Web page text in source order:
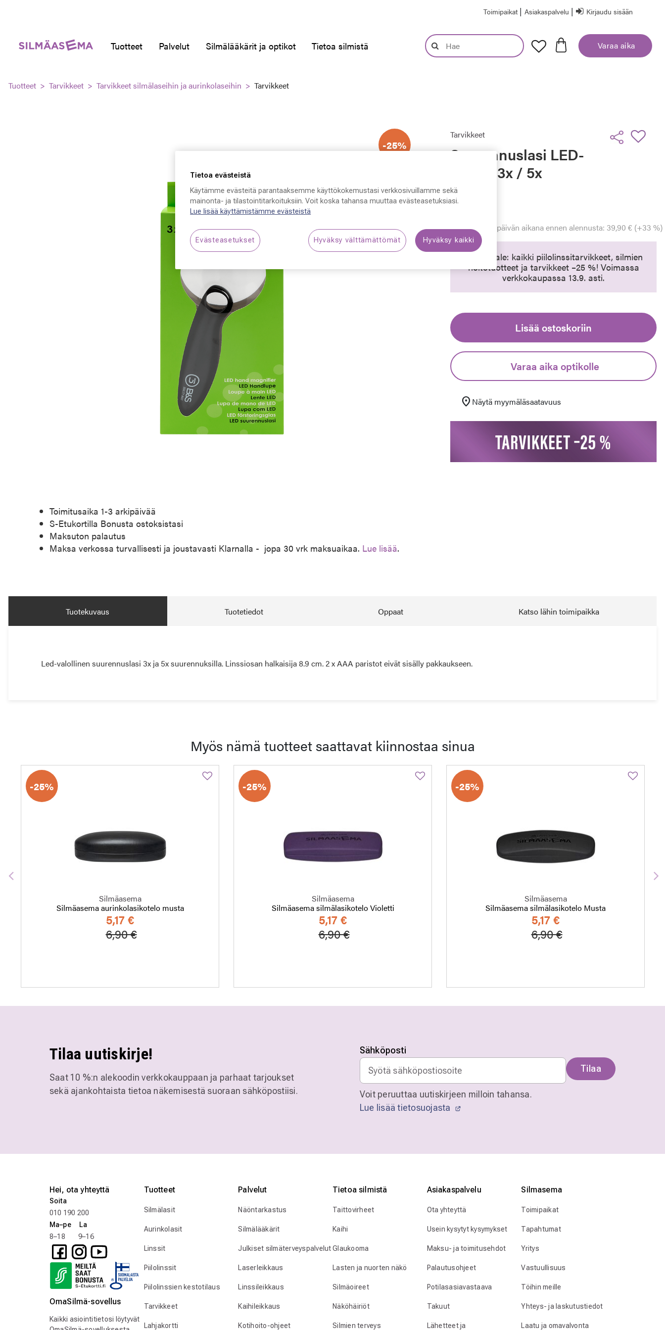
Toimipaikat | Asiakaspalvelu | Kirjaudu sisään
Tuotteet Palvelut Silmälääkärit ja optikot Tietoa silmistä Varaa aika
Tuotteet Tarvikkeet Tarvikkeet silmälaseihin ja aurinkolaseihin Tarvikkeet
-25%
Toimitusaika 1-3 arkipäivää
S-Etukortilla Bonusta ostoksistasi
Maksuton palautus
Maksa verkossa turvallisesti ja joustavasti Klarnalla - jopa 30 vrk maksuaikaa. Lue lisää.
Tarvikkeet
Suurennuslasi LED-
valolla 3x / 5x
29,92 €
Alin hinta 30 päivän aikana ennen alennusta: 39,90 € (+33 %)
Synttäriale: kaikki piilolinssitarvikkeet, silmien
hoitotuotteet ja tarvikkeet –25 %! Voimassa
verkkokaupassa 13.9. asti.
Lisää ostoskoriin
Varaa aika optikolle
location_on Näytä myymäläsaatavuus
Tuotekuvaus Tuotetiedot Oppaat Katso lähin toimipaikka
Led-valollinen suurennuslasi 3x ja 5x suurennuksilla. Linssiosan halkaisija 8.9 cm. 2 x AAA paristot eivät sisälly pakkaukseen.
Myös nämä tuotteet saattavat kiinnostaa sinua
-25%
Silmäasema
Silmäasema aurinkolasikotelo musta
5,17 €
Hinta alennettu
6,90 €Alennettu hinta
-25%
Silmäasema
Silmäasema silmälasikotelo Violetti
5,17 €
Hinta alennettu
6,90 €Alennettu hinta
-25%
Silmäasema
Silmäasema silmälasikotelo Musta
5,17 €
Hinta alennettu
6,90 €Alennettu hinta
Edellinen
Tilaa uutiskirje!
Saat 10 %:n alekoodin verkkokauppaan ja parhaat tarjoukset
sekä ajankohtaista tietoa näkemisestä suoraan sähköpostiisi.
Sähköposti
Tilaa
Voit peruuttaa uutiskirjeen milloin tahansa.
Lue lisää tietosuojasta
Hei, ota yhteyttä
Soita
010 190 200
Ma–pe La
8–18 9–16
OmaSilmä-sovellus
Kaikki asiointitietosi löytyvät
Tuotteet
Silmälasit
Aurinkolasit
Linssit
Piilolinssit
Piilolinssien kestotilaus
Tarvikkeet
Lahjakortti
Palvelut
Näöntarkastus
Silmälääkärit
Julkiset silmäterveyspalvelut
Laserleikkaus
Linssileikkaus
Kaihileikkaus
Kotihoito-ohjeet
Tietoa silmistä
Taittovirheet
Kaihi
Glaukooma
Lasten ja nuorten näkö
Silmäoireet
Näköhäiriöt
Silmien terveys
Asiakaspalvelu
Ota yhteyttä
Usein kysytyt kysymykset
Maksu- ja toimitusehdot
Palautusohjeet
Potilasasiavastaava
Takuut
Lähetteet ja
Silmӓasema
Toimipaikat
Tapahtumat
Yritys
Vastuullisuus
Töihin meille
Yhteys- ja laskutustiedot
Laatu ja omavalvonta
Tietoa evästeistä
Käytämme evästeitä parantaaksemme käyttökokemustasi verkkosivuillamme sekä
mainonta- ja tilastointitarkoituksiin. Voit koska tahansa muuttaa evästeasetuksiasi.
Lue lisää käyttämistämme evästeistä
Evästeasetukset Hyväksy välttämättömät Hyväksy kaikki